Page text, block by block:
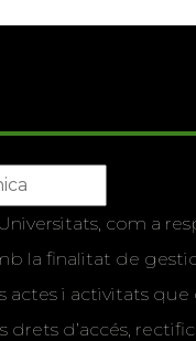
com a
la finalitat de
actes i activitats que
drets d’accés,